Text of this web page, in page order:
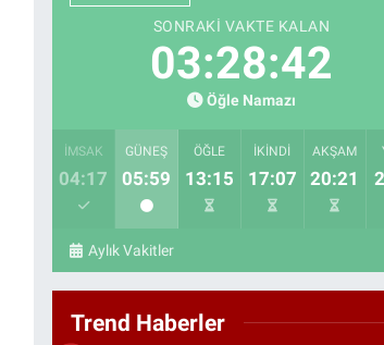
SONRAKI VAKTE KALAN
03:28:41
Öğle Namazı
İMSAK
04:17
GÜNEŞ
05:59
ÖĞLE
13:15
İKINDI
17:07
AKŞAM
20:21
Aylık Vakitler
Trend Haberler